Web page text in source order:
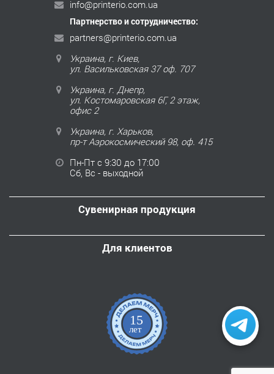
info@printerio.com.ua
Партнерство и сотрудничество:
partners@printerio.com.ua
Украина, г. Киев,
ул. Васильковская 37 оф. 707
Украина, г. Днепр,
ул. Костомаровская 6Г, 2 этаж,
офис 2
Украина, г. Харьков,
пр-т Аэрокосмический 98, оф. 415
Пн-Пт с 9:30 до 17:00
Сб, Вс - выходной
Сувенирная продукция
Для клиентов
15
лет